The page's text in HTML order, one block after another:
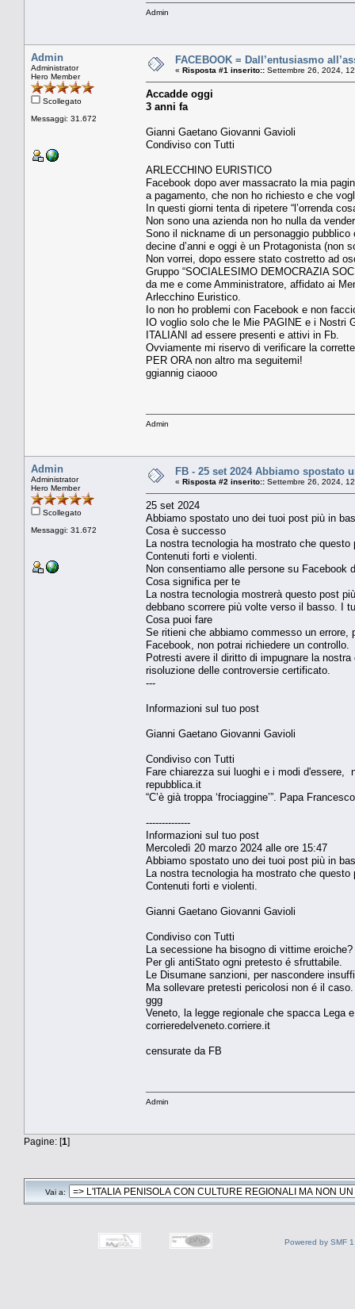
Admin
Admin
Administrator
Hero Member
Scollegato
Messaggi: 31.672
FACEBOOK = Dall’entusiasmo
« Risposta #1 inserito:: Settembre 26, 2024,
Accadde oggi
3 anni fa
Gianni Gaetano Giovanni Gavioli
Condiviso con Tutti
ARLECCHINO EURISTICO
Facebook dopo aver massacrato la mia
a pagamento, che non ho richiesto e che
In questi giorni tenta di ripetere “l’orrenda
Non sono una azienda non ho nulla da
Sono il nickname di un personaggio
decine d’anni e oggi è un Protagonista (non
Non vorrei, dopo essere stato costretto ad
Gruppo “SOCIALESIMO DEMOCRAZIA
da me e come Amministratore, affidato ai
Arlecchino Euristico.
Io non ho problemi con Facebook e non
IO voglio solo che le Mie PAGINE e i Nostri
ITALIANI ad essere presenti e attivi in Fb.
Ovviamente mi riservo di verificare la
PER ORA non altro ma seguitemi!
ggiannig ciaooo
Admin
Admin
Administrator
Hero Member
Scollegato
Messaggi: 31.672
FB - 25 set 2024 Abbiamo
« Risposta #2 inserito:: Settembre 26, 2024,
25 set 2024
Abbiamo spostato uno dei tuoi post più in
Cosa è successo
La nostra tecnologia ha mostrato che
Contenuti forti e violenti.
Non consentiamo alle persone su
Cosa significa per te
La nostra tecnologia mostrerà questo post
debbano scorrere più volte verso il basso. I
Cosa puoi fare
Se ritieni che abbiamo commesso un
Facebook, non potrai richiedere un controllo.
Potresti avere il diritto di impugnare la
risoluzione delle controversie certificato.
---
Informazioni sul tuo post
Gianni Gaetano Giovanni Gavioli
Condiviso con Tutti
Fare chiarezza sui luoghi e i modi d'essere,
repubblica.it
“C’è già troppa ‘frociaggine’”. Papa
--------------
Informazioni sul tuo post
Mercoledì 20 marzo 2024 alle ore 15:47
Abbiamo spostato uno dei tuoi post più in
La nostra tecnologia ha mostrato che
Contenuti forti e violenti.
Gianni Gaetano Giovanni Gavioli
Condiviso con Tutti
La secessione ha bisogno di vittime eroiche?
Per gli antiStato ogni pretesto é sfruttabile.
Le Disumane sanzioni, per nascondere
Ma sollevare pretesti pericolosi non é il caso.
ggg
Veneto, la legge regionale che spacca Lega
corrieredelveneto.corriere.it
censurate da FB
Admin
Pagine: [1]
Vai a:
Powered by SMF